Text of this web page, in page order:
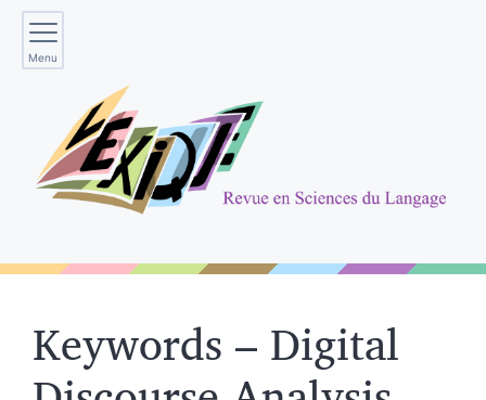
Menu
Keywords – Digital